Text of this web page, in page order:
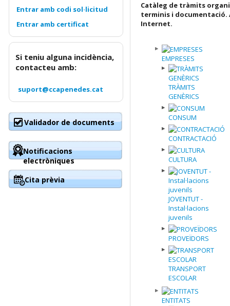
Catàleg de tràmits
terminis i documentació.
Internet.
EMPRESES
TRÀMITS
GENÈRICS
CONSUM
CONTRACTACIÓ
CULTURA
JOVENTUT -
Instal·lacions
juvenils
PROVEÏDORS
TRANSPORT
ESCOLAR
ENTITATS
Entrar amb codi sol·licitud
Si teniu alguna incidència,
contacteu amb:
suport@ccapenedes.cat
Validador de documents
Notificacions
electròniques
Cita prèvia